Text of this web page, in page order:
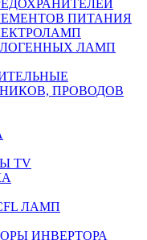
ПИТАНИЯ
ЛАМП
ПРОВОДОВ
TV
ЛАМП
ИНВЕРТОРА